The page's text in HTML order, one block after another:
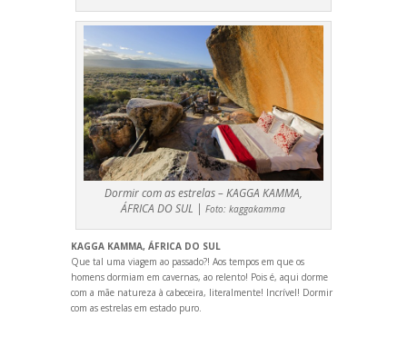
Dormir com as estrelas – KAGGA KAMMA,
ÁFRICA DO SUL |Foto:kaggakamma
KAGGA KAMMA, ÁFRICA DO SUL
Que tal uma viagem ao passado?! Aos tempos em que os
homens dormiam em cavernas, ao relento! Pois é, aqui dorme
com a mãe natureza à cabeceira, literalmente! Incrível! Dormir
com as estrelas em estado puro.